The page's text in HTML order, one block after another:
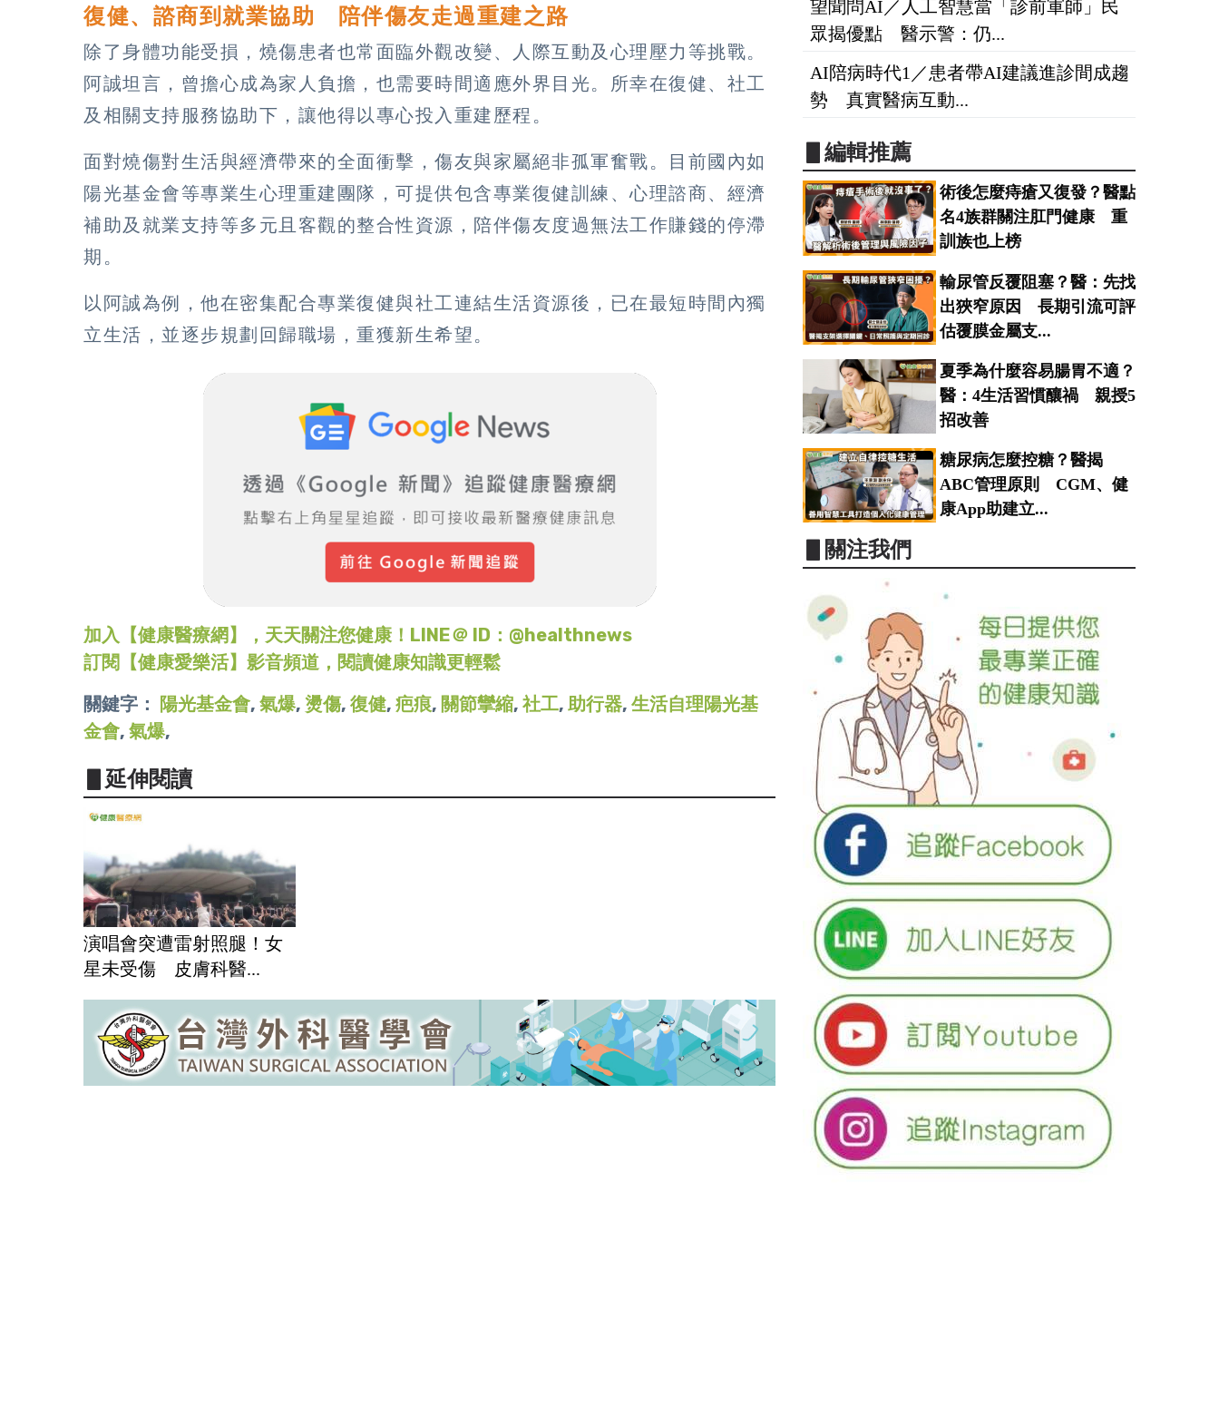
復健、諮商到就業協助 陪伴傷友走過重建之路
除了身體功能受損，燒傷患者也常面臨外觀改變、人際互動及心理壓力等挑戰。
阿誠坦言，曾擔心成為家人負擔，也需要時間適應外界目光。所幸在復健、社工
及相關支持服務協助下，讓他得以專心投入重建歷程。
面對燒傷對生活與經濟帶來的全面衝擊，傷友與家屬絕非孤軍奮戰。目前國內如
陽光基金會等專業生心理重建團隊，可提供包含專業復健訓練、心理諮商、經濟
補助及就業支持等多元且客觀的整合性資源，陪伴傷友度過無法工作賺錢的停滯
期。
以阿誠為例，他在密集配合專業復健與社工連結生活資源後，已在最短時間內獨
立生活，並逐步規劃回歸職場，重獲新生希望。
加入【健康醫療網】，天天關注您健康！LINE＠ ID：@healthnews
訂閱【健康愛樂活】影音頻道，閱讀健康知識更輕鬆
關鍵字：
陽光基金會, 氣爆, 燙傷, 復健, 疤痕, 關節攣縮, 社工, 助行器, 生活自理陽光基
金會, 氣爆,
▋延伸閱讀
演唱會突遭雷射照腿！女
星未受傷 皮膚科醫...
望聞問AI／人工智慧當「診前軍師」民
眾揭優點 醫示警：仍...
AI陪病時代1／患者帶AI建議進診間成趨
勢 真實醫病互動...
▋編輯推薦
術後怎麼痔瘡又復發？醫點
名4族群關注肛門健康 重
訓族也上榜
輸尿管反覆阻塞？醫：先找
出狹窄原因 長期引流可評
估覆膜金屬支...
夏季為什麼容易腸胃不適？
醫：4生活習慣釀禍 親授5
招改善
糖尿病怎麼控糖？醫揭
ABC管理原則 CGM、健
康App助建立...
▋關注我們